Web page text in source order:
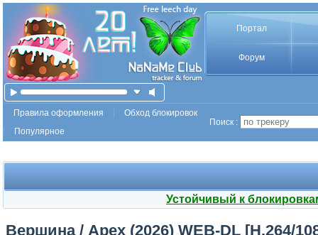
Портал
Форум
Правила оформления
Обход блокировок
Популярное
Поиск :
Устойчивый к
Вершина / Apex (2026) WEB-DL [H.264/